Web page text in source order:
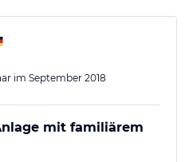
im September 2018
mit familiärem